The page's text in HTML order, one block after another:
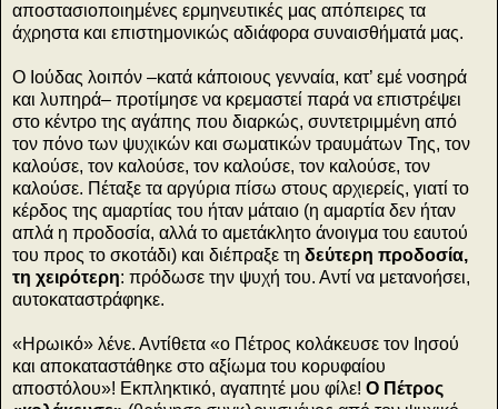
αποστασιοποιημένες ερμηνευτικές μας απόπειρες τα
άχρηστα και επιστημονικώς αδιάφορα συναισθήματά μας.
Ο Ιούδας λοιπόν –κατά κάποιους γενναία, κατ’ εμέ νοσηρά
και λυπηρά– προτίμησε να κρεμαστεί παρά να επιστρέψει
στο κέντρο της αγάπης που διαρκώς, συντετριμμένη από
τον πόνο των ψυχικών και σωματικών τραυμάτων Της, τον
καλούσε, τον καλούσε, τον καλούσε, τον καλούσε, τον
καλούσε. Πέταξε τα αργύρια πίσω στους αρχιερείς, γιατί το
κέρδος της αμαρτίας του ήταν μάταιο (η αμαρτία δεν ήταν
απλά η προδοσία, αλλά το αμετάκλητο άνοιγμα του εαυτού
του προς το σκοτάδι) και διέπραξε τη δεύτερη προδοσία,
τη χειρότερη: πρόδωσε την ψυχή του. Αντί να μετανοήσει,
αυτοκαταστράφηκε.
«Ηρωικό» λένε. Αντίθετα «ο Πέτρος κολάκευσε τον Ιησού
και αποκαταστάθηκε στο αξίωμα του κορυφαίου
αποστόλου»! Εκπληκτικό, αγαπητέ μου φίλε! Ο Πέτρος